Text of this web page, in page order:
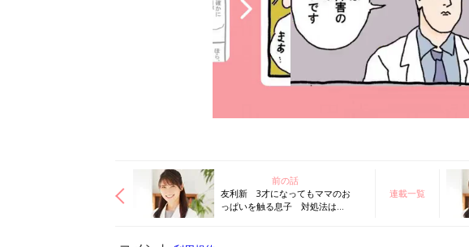
前の話
友利新 3才になってもママのお
っぱいを触る息子 対処法はス
連載一覧